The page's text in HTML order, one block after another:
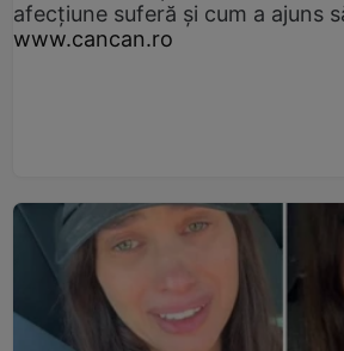
afecțiune suferă și cum a ajuns
www.cancan.ro